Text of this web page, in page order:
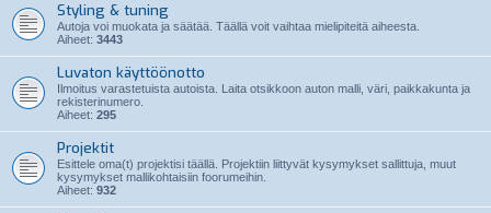
Styling & tuning
Autoja voi muokata ja säätää. Täällä voit vaihtaa mielipiteitä aiheesta.
Aiheet: 3443
Luvaton käyttöönotto
Ilmoitus varastetuista autoista. Laita otsikkoon auton malli, väri, paikkakunta ja
rekisterinumero.
Aiheet: 295
Projektit
Esittele oma(t) projektisi täällä. Projektiin liittyvät kysymykset sallittuja, muut
kysymykset mallikohtaisiin foorumeihin.
Aiheet: 932